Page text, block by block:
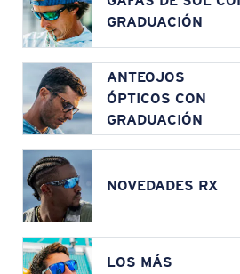
GRADUACIÓN
ANTEOJOS
ÓPTICOS CON
GRADUACIÓN
NOVEDADES RX
LOS MÁS